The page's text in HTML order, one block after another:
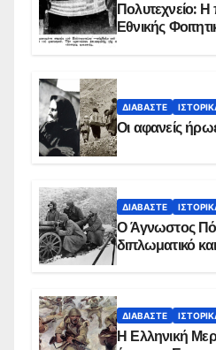
Πολυτεχνείο:
Εθνικής
ΔΙΑΒΆΣΤΕ
Οι αφανείς
ΔΙΑΒΆΣΤΕ
Ο Άγνωστος
διπλωματικό
ΔΙΑΒΆΣΤΕ
Η Ελληνική